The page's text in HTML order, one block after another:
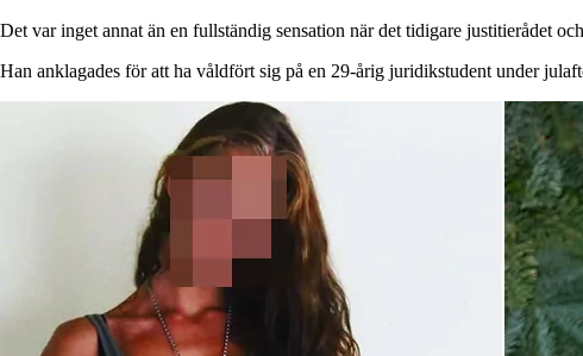
Det var inget annat än en fullständig sensation när det tidigare justitierådet
Han anklagades för att ha våldfört sig på en 29-årig juridikstudent under